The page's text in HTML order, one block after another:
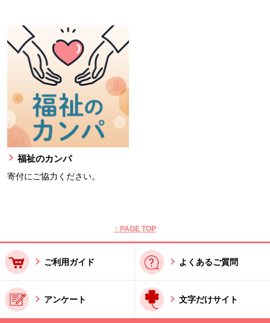
福祉のカンパ
寄付にご協力ください。
↑ PAGE TOP
ご利用ガイド よくあるご質問
アンケート 文字だけサイト